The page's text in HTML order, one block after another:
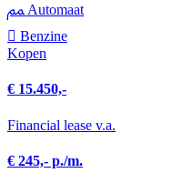
Automaat
Benzine
Kopen
€ 15.450,-
Financial lease v.a.
€ 245,- p./m.